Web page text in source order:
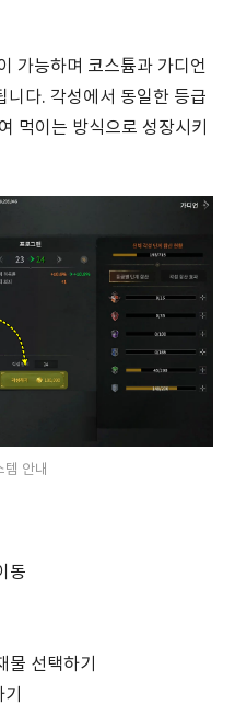
가능하며 코스튬과 가디언
다. 각성에서 동일한 등급
먹이는 방식으로 성장시키
템 안내
동
물 선택하기